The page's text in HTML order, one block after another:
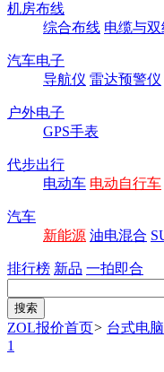
机房布线
综合布线 电缆与
汽车电子
导航仪 雷达预警仪
户外电子
GPS手表
代步出行
电动车 电动自行车
汽车
新能源 油电混合
排行榜 新品 一拍即合
ZOL报价首页> 台式电脑
1